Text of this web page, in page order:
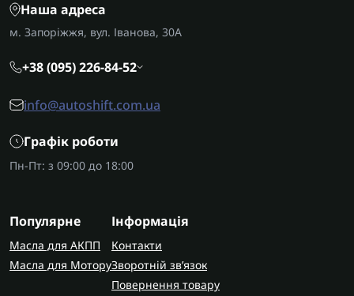
Наша адреса
м. Запоріжжя, вул. Іванова, 30А
+38 (095) 226-84-52
info@autoshift.com.ua
Графік роботи
Пн-Пт: з 09:00 до 18:00
Популярне
Масла для АКПП
Масла для Мотору
Інформація
Контакти
Зворотній зв’язок
Повернення товару